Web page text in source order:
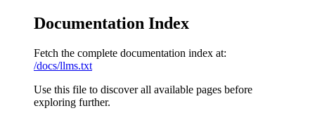
Documentation Index
Fetch the complete documentation index at:
/docs/llms.txt
Use this file to discover all available pages before
exploring further.